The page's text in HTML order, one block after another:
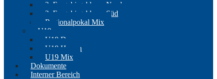
2. Erzgebirgsklasse Nord
2. Erzgebirgsklasse Süd
Regionalpokal Mix
U19
U19 Damen
U19 Herren
U19 Mix
Dokumente
Interner Bereich